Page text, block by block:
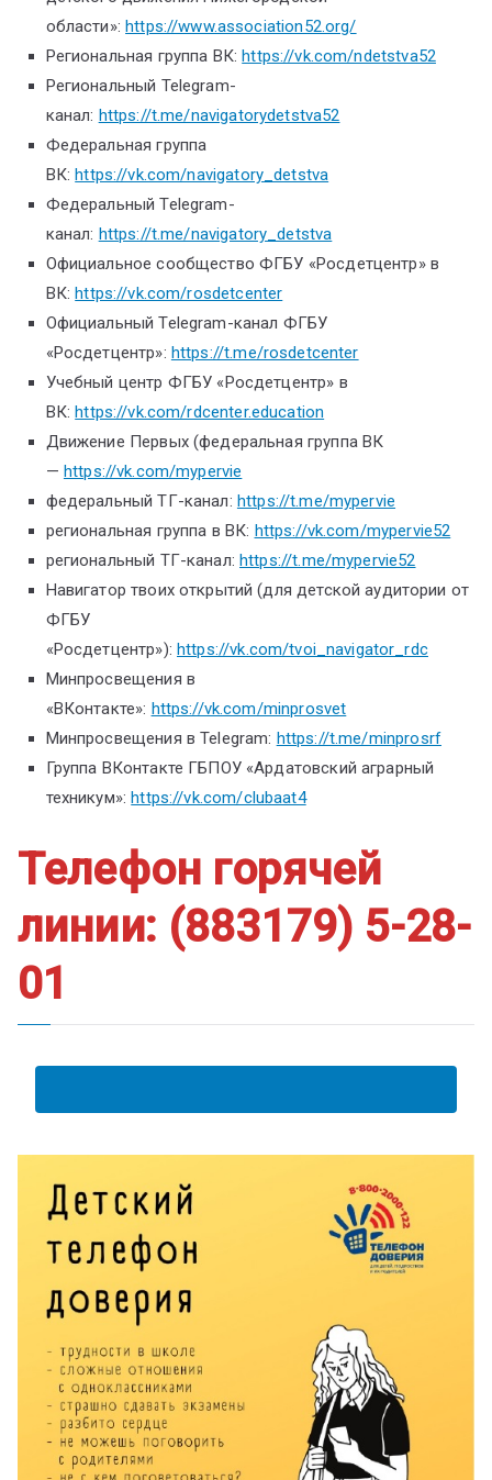
области»:https://www.association52.org/
Региональная группа ВК:https://vk.com/ndetstva52
Региональный Telegram-
канал: https://t.me/navigatorydetstva52
Федеральная группа
ВК:https://vk.com/navigatory_detstva
Федеральный Telegram-
канал: https://t.me/navigatory_detstva
Официальное сообщество ФГБУ «Росдетцентр» в
ВК:https://vk.com/rosdetcenter
Официальный Telegram-канал ФГБУ
«Росдетцентр»: https://t.me/rosdetcenter
Учебный центр ФГБУ «Росдетцентр» в
ВК:https://vk.com/rdcenter.education
Движение Первых (федеральная группа ВК
— https://vk.com/mypervie
федеральный ТГ-канал: https://t.me/mypervie
региональная группа в ВК: https://vk.com/mypervie52
региональный ТГ-канал:https://t.me/mypervie52
Навигатор твоих открытий (для детской аудитории от
ФГБУ
«Росдетцентр»): https://vk.com/tvoi_navigator_rdc
Минпросвещения в
«ВКонтакте»: https://vk.com/minprosvet
Минпросвещения в Telegram: https://t.me/minprosrf
Группа ВКонтакте ГБПОУ «Ардатовский аграрный
техникум»:https://vk.com/clubaat4
Телефон горячей
линии: (883179) 5-28-
01